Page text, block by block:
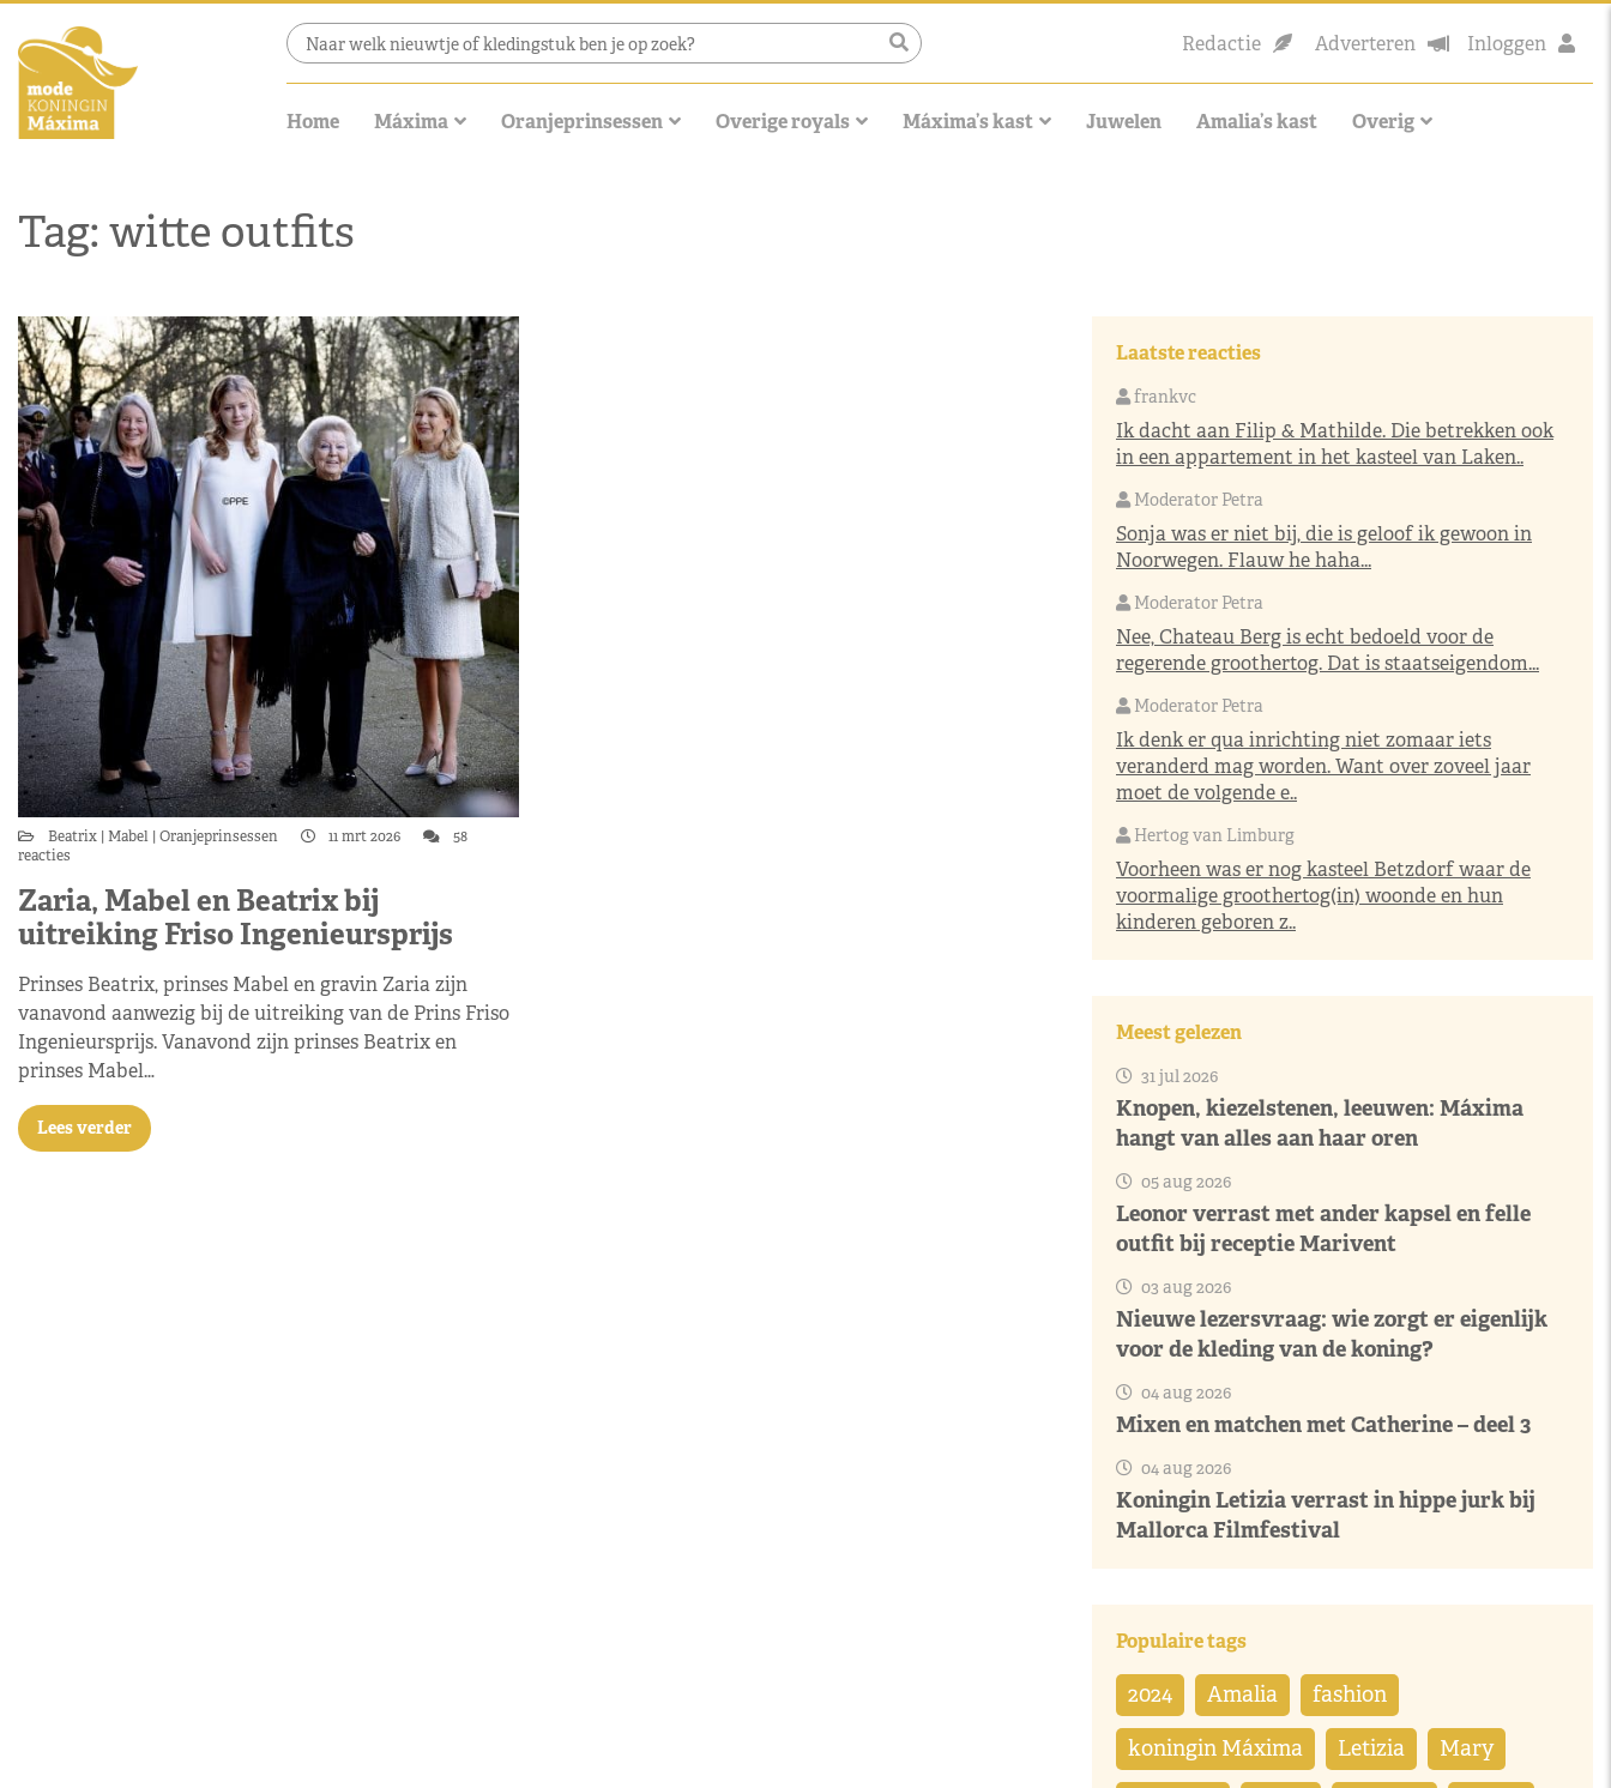
Redactie Adverteren Inloggen
Home Máxima Oranjeprinsessen Overige royals Máxima’s kast Juwelen Amalia’s kast Overig
Tag: witte outfits
Beatrix Mabel Oranjeprinsessen 11 mrt 2026
58
reacties
Zaria, Mabel en Beatrix bij
uitreiking Friso Ingenieursprijs
Prinses Beatrix, prinses Mabel en gravin Zaria zijn
vanavond aanwezig bij de uitreiking van de Prins Friso
Ingenieursprijs. Vanavond zijn prinses Beatrix en
prinses Mabel…
Lees verder
Laatste reacties
frankvc
Ik dacht aan Filip & Mathilde. Die betrekken ook
in een appartement in het kasteel van Laken..
Moderator Petra
Sonja was er niet bij, die is geloof ik gewoon in
Noorwegen. Flauw he haha...
Moderator Petra
Nee, Chateau Berg is echt bedoeld voor de
regerende groothertog. Dat is staatseigendom...
Moderator Petra
Ik denk er qua inrichting niet zomaar iets
veranderd mag worden. Want over zoveel jaar
moet de volgende e..
Hertog van Limburg
Voorheen was er nog kasteel Betzdorf waar de
voormalige groothertog(in) woonde en hun
kinderen geboren z..
Meest gelezen
31 jul 2026
Knopen, kiezelstenen, leeuwen: Máxima
hangt van alles aan haar oren
05 aug 2026
Leonor verrast met ander kapsel en felle
outfit bij receptie Marivent
03 aug 2026
Nieuwe lezersvraag: wie zorgt er eigenlijk
voor de kleding van de koning?
04 aug 2026
Mixen en matchen met Catherine – deel 3
04 aug 2026
Koningin Letizia verrast in hippe jurk bij
Mallorca Filmfestival
Populaire tags
2024 Amalia fashion
koningin Máxima Letizia Mary